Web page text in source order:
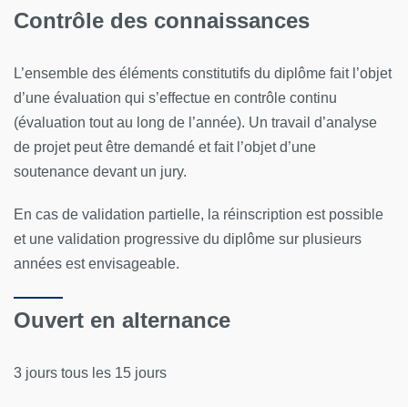
Contrôle des connaissances
L’ensemble des éléments constitutifs du diplôme fait l’objet
d’une évaluation qui s’effectue en contrôle continu
(évaluation tout au long de l’année). Un travail d’analyse
de projet peut être demandé et fait l’objet d’une
soutenance devant un jury.
En cas de validation partielle, la réinscription est possible
et une validation progressive du diplôme sur plusieurs
années est envisageable.
Ouvert en alternance
3 jours tous les 15 jours